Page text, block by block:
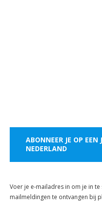
ABONNEER JE OP EEN
NEDERLAND
Voer je e-mailadres in om je in
mailmeldingen te ontvangen bij